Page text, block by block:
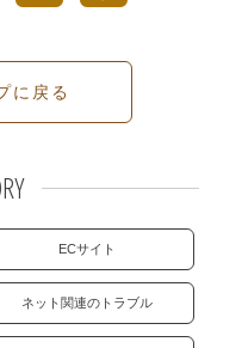
t
e
e
k e
に戻る
ECサイト
ネット関連のトラブル